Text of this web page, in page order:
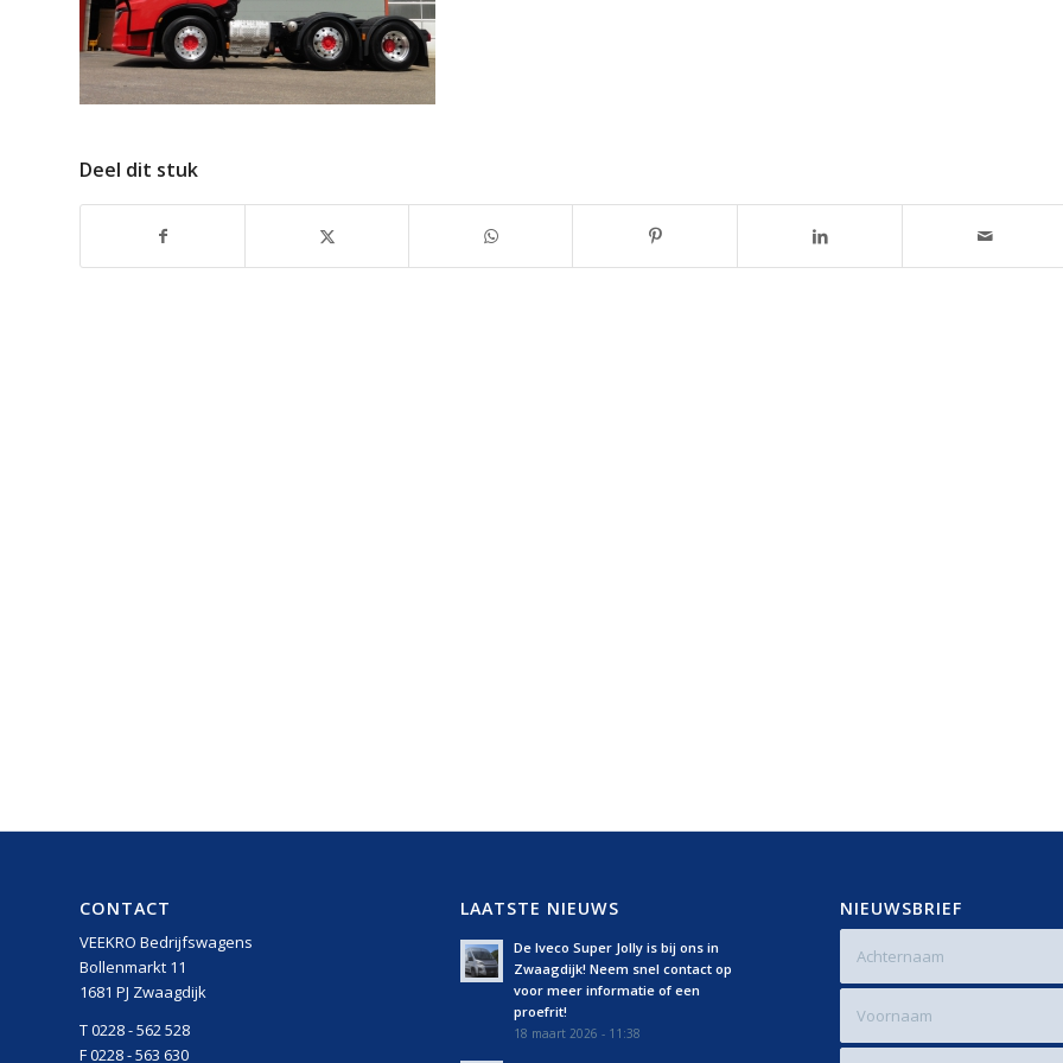
Deel dit stuk
CONTACT
VEEKRO Bedrijfswagens
Bollenmarkt 11
1681 PJ Zwaagdijk
T 0228 - 562 528
F 0228 - 563 630
LAATSTE NIEUWS
De Iveco Super Jolly is bij ons in
Zwaagdijk! Neem snel contact op
voor meer informatie of een
proefrit!
18 maart 2026 - 11:38
NIEUWSBRIEF